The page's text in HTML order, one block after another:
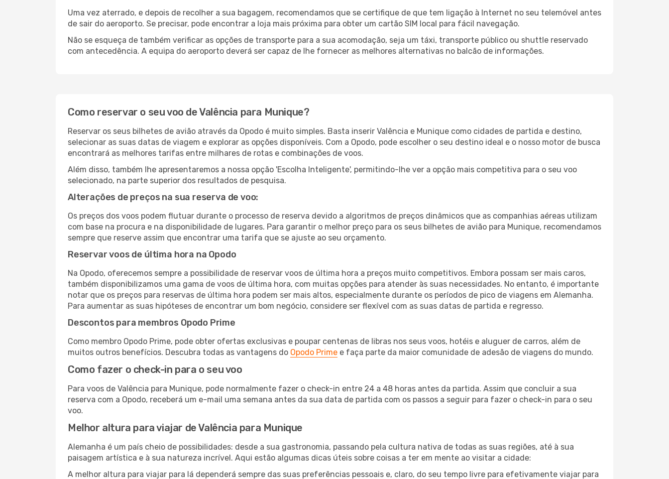
Uma vez aterrado, e depois de recolher a sua bagagem, recomendamos que se certifique de que tem ligação à Internet no seu telemóvel antes
de sair do aeroporto. Se precisar, pode encontrar a loja mais próxima para obter um cartão SIM local para fácil navegação.
Não se esqueça de também verificar as opções de transporte para a sua acomodação, seja um táxi, transporte público ou shuttle reservado
com antecedência. A equipa do aeroporto deverá ser capaz de lhe fornecer as melhores alternativas no balcão de informações.
Como reservar o seu voo de Valência para Munique?
Reservar os seus bilhetes de avião através da Opodo é muito simples. Basta inserir Valência e Munique como cidades de partida e destino,
selecionar as suas datas de viagem e explorar as opções disponíveis. Com a Opodo, pode escolher o seu destino ideal e o nosso motor de busca
encontrará as melhores tarifas entre milhares de rotas e combinações de voos.
Além disso, também lhe apresentaremos a nossa opção 'Escolha Inteligente', permitindo-lhe ver a opção mais competitiva para o seu voo
selecionado, na parte superior dos resultados de pesquisa.
Alterações de preços na sua reserva de voo:
Os preços dos voos podem flutuar durante o processo de reserva devido a algoritmos de preços dinâmicos que as companhias aéreas utilizam
com base na procura e na disponibilidade de lugares. Para garantir o melhor preço para os seus bilhetes de avião para Munique, recomendamos
sempre que reserve assim que encontrar uma tarifa que se ajuste ao seu orçamento.
Reservar voos de última hora na Opodo
Na Opodo, oferecemos sempre a possibilidade de reservar voos de última hora a preços muito competitivos. Embora possam ser mais caros,
também disponibilizamos uma gama de voos de última hora, com muitas opções para atender às suas necessidades. No entanto, é importante
notar que os preços para reservas de última hora podem ser mais altos, especialmente durante os períodos de pico de viagens em Alemanha.
Para aumentar as suas hipóteses de encontrar um bom negócio, considere ser flexível com as suas datas de partida e regresso.
Descontos para membros Opodo Prime
Como membro Opodo Prime, pode obter ofertas exclusivas e poupar centenas de libras nos seus voos, hotéis e aluguer de carros, além de
muitos outros benefícios. Descubra todas as vantagens do Opodo Prime e faça parte da maior comunidade de adesão de viagens do mundo.
Como fazer o check-in para o seu voo
Para voos de Valência para Munique, pode normalmente fazer o check-in entre 24 a 48 horas antes da partida. Assim que concluir a sua
reserva com a Opodo, receberá um e-mail uma semana antes da sua data de partida com os passos a seguir para fazer o check-in para o seu
voo.
Melhor altura para viajar de Valência para Munique
Alemanha é um país cheio de possibilidades: desde a sua gastronomia, passando pela cultura nativa de todas as suas regiões, até à sua
paisagem artística e à sua natureza incrível. Aqui estão algumas dicas úteis sobre coisas a ter em mente ao visitar a cidade:
A melhor altura para viajar para lá dependerá sempre das suas preferências pessoais e, claro, do seu tempo livre para efetivamente viajar para